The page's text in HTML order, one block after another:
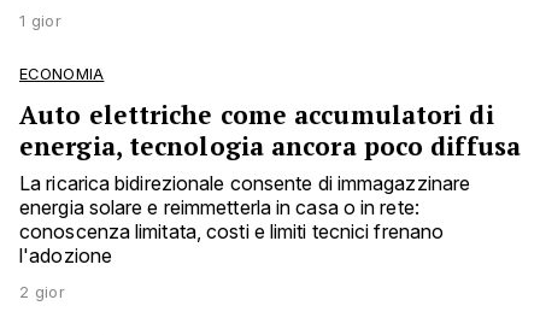
1 gior
ECONOMIA
Auto elettriche come accumulatori di
energia, tecnologia ancora poco diffusa
La ricarica bidirezionale consente di immagazzinare
energia solare e reimmetterla in casa o in rete:
conoscenza limitata, costi e limiti tecnici frenano
l'adozione
2 gior